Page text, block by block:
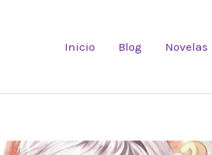
Inicio Blog Novelas